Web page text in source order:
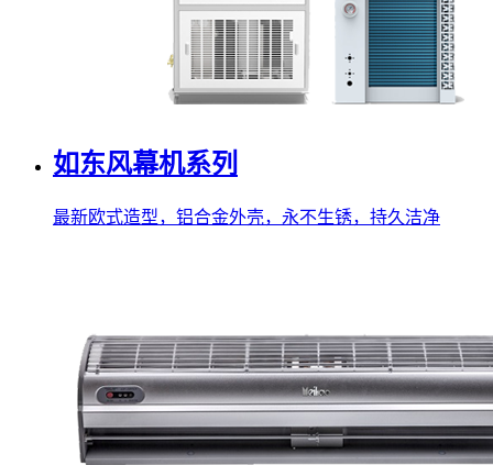
如东风幕机系列
最新欧式造型，铝合金外壳，永不生锈，持久洁净